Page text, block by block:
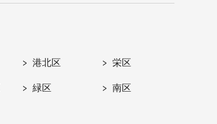
港北区 栄区
緑区 南区